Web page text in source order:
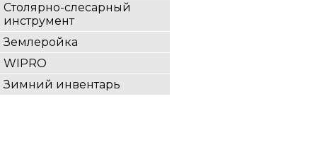
Столярно-слесарный
инструмент
Землеройка
WIPRO
Зимний инвентарь